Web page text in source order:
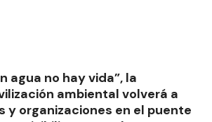
agua no hay vida”, la
ambiental volverá a
y organizaciones en el puente